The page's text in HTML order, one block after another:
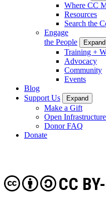
Where CC
Resources
Search the
Engage
the People
Expand
Training +
Advocacy
Community
Events
Blog
Support Us
Expand
Make a Gift
Open
Donor FAQ
Donate
CC